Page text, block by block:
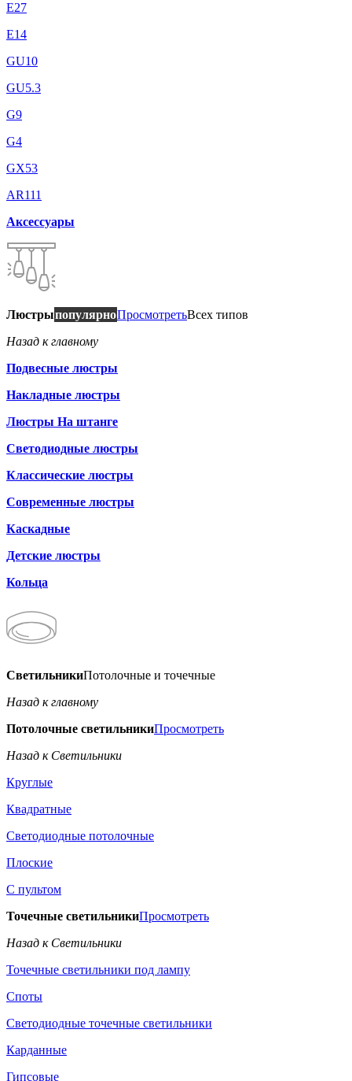
E27
E14
GU10
GU5.3
G9
G4
GX53
AR111
Аксессуары
ЛюстрыпопулярноПросмотретьВсех типов
Назад к главному
Подвесные люстры
Накладные люстры
Люстры На штанге
Светодиодные люстры
Классические люстры
Современные люстры
Каскадные
Детские люстры
Кольца
СветильникиПотолочные и точечные
Назад к главному
Потолочные светильникиПросмотреть
Назад к Светильники
Круглые
Квадратные
Светодиодные потолочные
Плоские
С пультом
Точечные светильникиПросмотреть
Назад к Светильники
Точечные светильники под лампу
Споты
Светодиодные точечные светильники
Карданные
Гипсовые